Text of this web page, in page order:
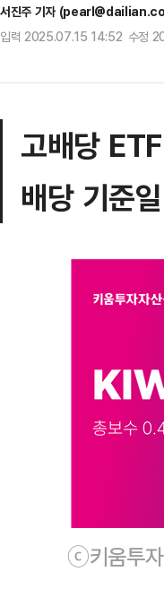
서진주 기자
입력 2025.07.15 14:52 수정
고배당
배당 기준
ⓒ키움투